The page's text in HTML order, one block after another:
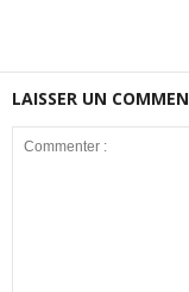
LAISSER UN